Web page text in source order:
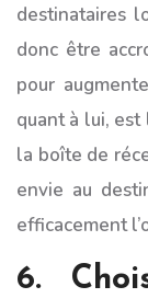
destinataires
donc être
pour
quant à lui,
la boîte de
envie au
efficacement
6.